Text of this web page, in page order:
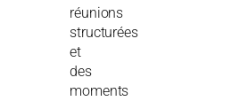
réunions
structurées
et
des
moments